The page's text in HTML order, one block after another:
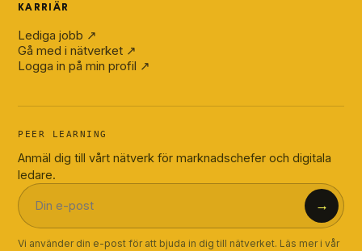
KARRIÄR
Lediga jobb ↗
Gå med i nätverket ↗
Logga in på min profil ↗
PEER LEARNING
Anmäl dig till vårt nätverk för marknadschefer och digitala
ledare.
→
Vi använder din e-post för att bjuda in dig till nätverket. Läs mer i vår